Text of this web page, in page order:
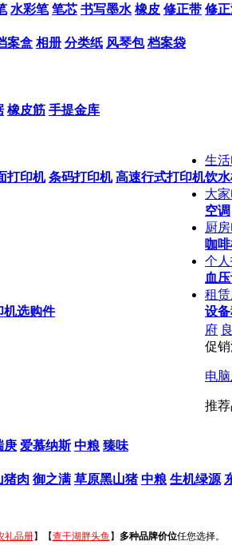
水彩笔 笔芯 书写墨水 橡皮 修正带 修
案盒 相册 分类纸 风琴包 档案袋
橡皮筋 手提金库
打印机 条码打印机 高速行式打印机
机选购件
生
饮
大
空调
厨
咖
个
血
租
设
庚 爱慕纳斯 中粮 臻味
猪肉 御之满 草原黑山猪 中粮 生机绿源
府
促
电
推
礼品册】【查干湖胖头鱼 】 多种品牌价位任您选择。